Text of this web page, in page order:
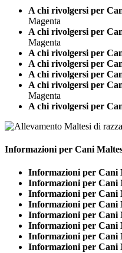
A chi rivolgersi per
Magenta
A chi rivolgersi per
Magenta
A chi rivolgersi per
A chi rivolgersi per
A chi rivolgersi per
A chi rivolgersi per
Magenta
A chi rivolgersi per
Informazioni per Cani
Informazioni per Cani
Informazioni per Cani
Informazioni per Cani
Informazioni per Cani
Informazioni per Cani
Informazioni per Cani
Informazioni per Cani
Informazioni per Cani